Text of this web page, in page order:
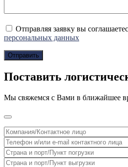
Отправляя заявку вы
персональных данных
Поставить
Мы свяжемся с Вами в ближайшее